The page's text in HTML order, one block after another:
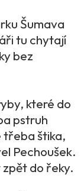
Šumava
tu chytají
bez
které do
pstruh
třeba štika,
Pechoušek.
do řeky.